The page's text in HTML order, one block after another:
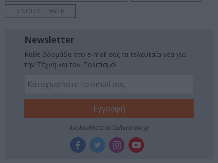
ΞΕΝΟΙ ΣΥΓΓΡΑΦΕΙΣ
Newsletter
Κάθε βδομάδα στο e-mail σας τα τελευταία νέα για
την Τέχνη και τον Πολιτισμό!
Ακολουθήστε το Culturenow.gr